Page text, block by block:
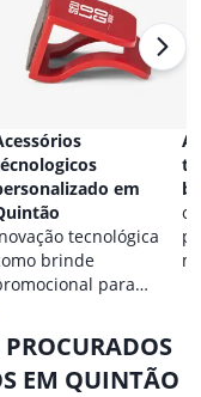
em
tecnológica
brinde
para
EM QUINTÃO